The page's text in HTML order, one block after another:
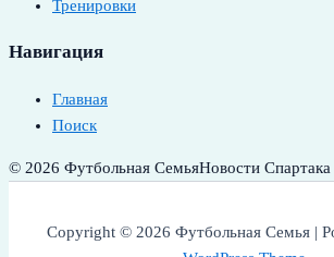
Тренировки
Навигация
Главная
Поиск
© 2026 Футбольная СемьяНовости Спартака
Copyright © 2026 Футбольная Семья |